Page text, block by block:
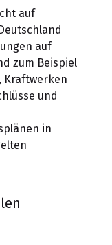
auf
auf
zum Beispiel
Kraftwerken
und
in